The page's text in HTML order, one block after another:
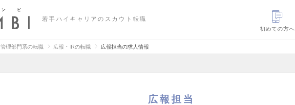
若手ハイキャリアのスカウト転職
初めての方へ
管理部門系の転職 広報・IRの転職 広報担当の求人情報
広報担当